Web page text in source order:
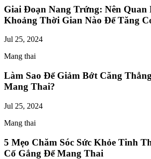
Giai Đoạn Nang Trứng: Nên Quan
Khoảng Thời Gian Nào Để Tăng
Jul 25, 2024
Mang thai
Làm Sao Để Giảm Bớt Căng
Mang Thai?
Jul 25, 2024
Mang thai
5 Mẹo Chăm Sóc Sức Khỏe Tinh
Cố Gắng Để Mang Thai